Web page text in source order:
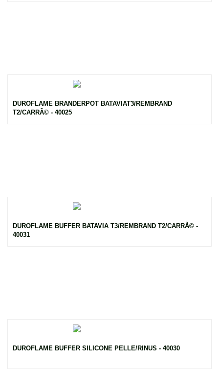
DUROFLAME BRANDERPOT BATAVIAT3/REMBRAND
T2/CARRÃ© - 40025
DUROFLAME BUFFER BATAVIA T3/REMBRAND T2/CARRÃ© -
40031
DUROFLAME BUFFER SILICONE PELLE/RINUS - 40030